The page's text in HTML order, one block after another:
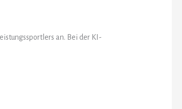
an. Bei der KI-